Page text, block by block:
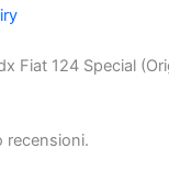
Fiat 124 Special
recensioni.